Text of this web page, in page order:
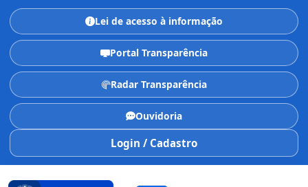
Lei de acesso à informação
Portal Transparência
Radar Transparência
Ouvidoria
Login / Cadastro